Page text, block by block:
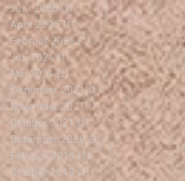
Juni 2025 (1)1 Beitrag
April 2025 (1)1 Beitrag
Februar 2025 (1) 1 Beitrag
Juli 2024 (1)1 Beitrag
Mai 2024 (2) 2 Beiträge
Dezember 2021 (1)1 Beitrag
November 2021 (1)1 Beitrag
Oktober 2021 (1) 1 Beitrag
Dezember 2020 (3) 3 Beiträge
Februar 2019 (1)1 Beitrag
Oktober 2018 (1) 1 Beitrag